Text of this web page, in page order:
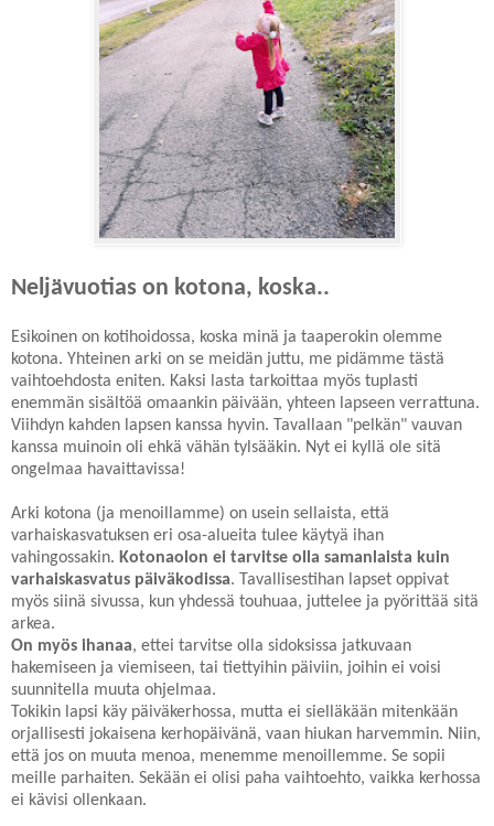
Neljävuotias on kotona, koska..
Esikoinen on kotihoidossa, koska minä ja taaperokin olemme
kotona. Yhteinen arki on se meidän juttu, me pidämme tästä
vaihtoehdosta eniten. Kaksi lasta tarkoittaa myös tuplasti
enemmän sisältöä omaankin päivään, yhteen lapseen verrattuna.
Viihdyn kahden lapsen kanssa hyvin. Tavallaan "pelkän" vauvan
kanssa muinoin oli ehkä vähän tylsääkin. Nyt ei kyllä ole sitä
ongelmaa havaittavissa!
Arki kotona (ja menoillamme) on usein sellaista, että
varhaiskasvatuksen eri osa-alueita tulee käytyä ihan
vahingossakin. Kotonaolon ei tarvitse olla samanlaista kuin
varhaiskasvatus päiväkodissa. Tavallisestihan lapset oppivat
myös siinä sivussa, kun yhdessä touhuaa, juttelee ja pyörittää sitä
arkea.
On myös ihanaa, ettei tarvitse olla sidoksissa jatkuvaan
hakemiseen ja viemiseen, tai tiettyihin päiviin, joihin ei voisi
suunnitella muuta ohjelmaa.
Tokikin lapsi käy päiväkerhossa, mutta ei sielläkään mitenkään
orjallisesti jokaisena kerhopäivänä, vaan hiukan harvemmin. Niin,
että jos on muuta menoa, menemme menoillemme. Se sopii
meille parhaiten. Sekään ei olisi paha vaihtoehto, vaikka kerhossa
ei kävisi ollenkaan.